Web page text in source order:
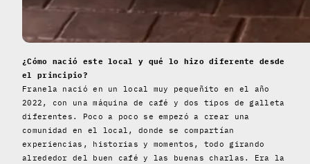
¿Cómo nació este local y qué lo hizo diferente desde
el principio?
Franela nació en un local muy pequeñito en el año
2022, con una máquina de café y dos tipos de galleta
diferentes. Poco a poco se empezó a crear una
comunidad en el local, donde se compartían
experiencias, historias y momentos, todo girando
alrededor del buen café y las buenas charlas. Era la